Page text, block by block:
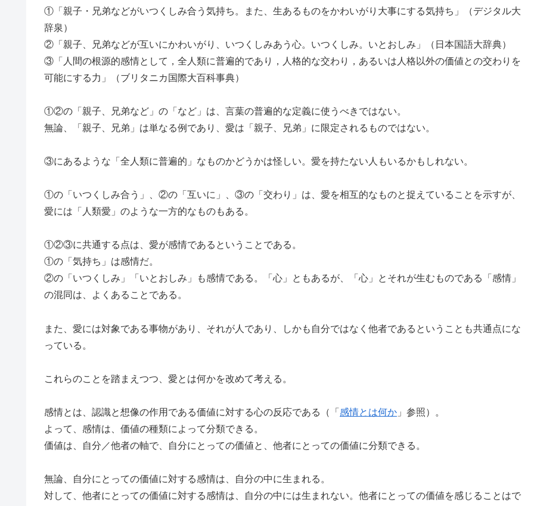
①「親子・兄弟などがいつくしみ合う気持ち。また、生あるものをかわいがり大事にする気持ち」（デジタル大
辞泉）
②「親子、兄弟などが互いにかわいがり、いつくしみあう心。いつくしみ。いとおしみ」（日本国語大辞典）
③「人間の根源的感情として，全人類に普遍的であり，人格的な交わり，あるいは人格以外の価値との交わりを
可能にする力」（ブリタニカ国際大百科事典）
①②の「親子、兄弟など」の「など」は、言葉の普遍的な定義に使うべきではない。
無論、「親子、兄弟」は単なる例であり、愛は「親子、兄弟」に限定されるものではない。
③にあるような「全人類に普遍的」なものかどうかは怪しい。愛を持たない人もいるかもしれない。
①の「いつくしみ合う」、②の「互いに」、③の「交わり」は、愛を相互的なものと捉えていることを示すが、
愛には「人類愛」のような一方的なものもある。
①②③に共通する点は、愛が感情であるということである。
①の「気持ち」は感情だ。
②の「いつくしみ」「いとおしみ」も感情である。「心」ともあるが、「心」とそれが生むものである「感情」
の混同は、よくあることである。
また、愛には対象である事物があり、それが人であり、しかも自分ではなく他者であるということも共通点にな
っている。
これらのことを踏まえつつ、愛とは何かを改めて考える。
感情とは、認識と想像の作用である価値に対する心の反応である（「 感情とは何か 」参照）。
よって、感情は、価値の種類によって分類できる。
価値は、自分／他者の軸で、自分にとっての価値と、他者にとっての価値に分類できる。
無論、自分にとっての価値に対する感情は、自分の中に生まれる。
対して、他者にとっての価値に対する感情は、自分の中には生まれない。他者にとっての価値を感じることはで